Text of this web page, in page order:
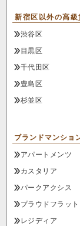
新宿区以外の高
渋谷区
目黒区
千代田区
豊島区
杉並区
ブランドマンショ
アパートメンツ
カスタリア
パークアクシス
プラウドフラット
レジディア